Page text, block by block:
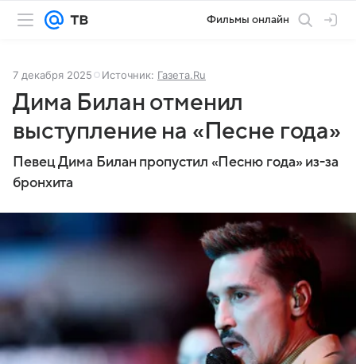
Фильмы онлайн
7 декабря 2025 Источник: Газета.Ru
Дима Билан отменил
выступление на «Песне года»
Певец Дима Билан пропустил «Песню года» из-за
бронхита